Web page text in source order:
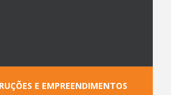
E EMPREENDIMENTOS